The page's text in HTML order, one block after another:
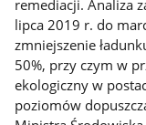
remediacji. Analiza
lipca 2019 r. do
zmniejszenie
50%, przy czym w
ekologiczny w
poziomów